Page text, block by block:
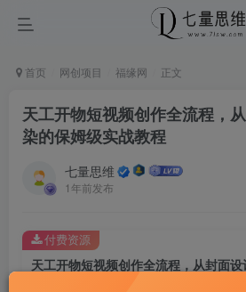
首页 网创项目 福缘网 正文
天工开物短视频创作全流程，
染的保姆级实战教程
七量思维
1年前发布
付费资源